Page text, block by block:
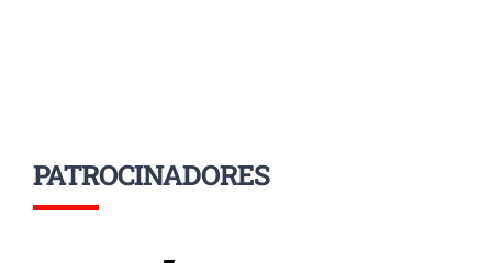
PATROCINADORES